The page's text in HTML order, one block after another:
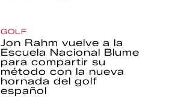
GOLF
Jon Rahm vuelve a la
Escuela Nacional Blume
para compartir su
método con la nueva
hornada del golf
español